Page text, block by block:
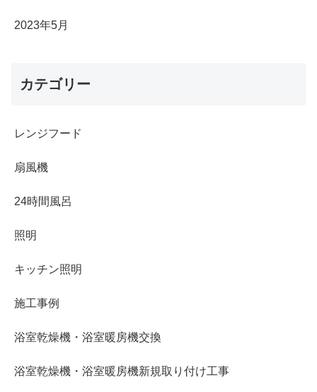
2023年5月
カテゴリー
レンジフード
扇風機
24時間風呂
照明
キッチン照明
施工事例
浴室乾燥機・浴室暖房機交換
浴室乾燥機・浴室暖房機新規取り付け工事